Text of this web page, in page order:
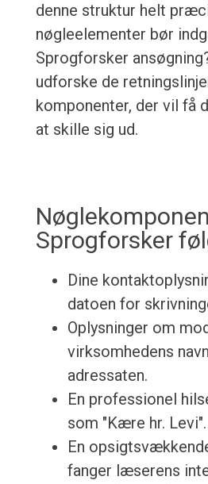
denne struktur helt
nøgleelementer bør
Sprogforsker
udforske de
komponenter, der vil få
at skille sig ud.
Sprogforsker
Dine
datoen for
Oplysninger om
virksomhedens
adressaten.
En professionel
som "Kære hr. Levi".
En
fanger læserens